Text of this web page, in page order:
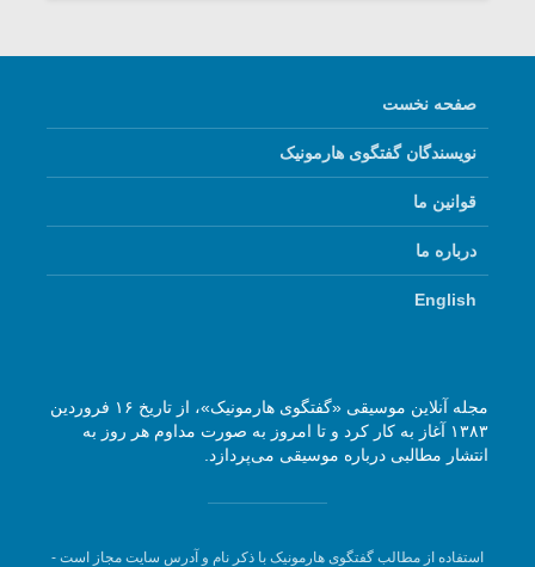
صفحه نخست
نویسندگان گفتگوی هارمونیک
قوانین ما
درباره ما
English
مجله آنلاین موسیقی «گفتگوی هارمونیک»، از تاریخ ۱۶ فروردین
۱۳۸۳ آغاز به کار کرد و تا امروز به صورت مداوم هر روز به
انتشار مطالبی درباره موسیقی می‌پردازد.
استفاده از مطالب گفتگوی هارمونیک با ذکر نام و آدرس سایت مجاز است -